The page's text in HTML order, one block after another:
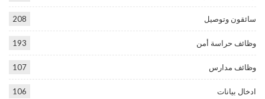
سائقون وتوصيل 208
وظائف حراسة أمن 193
وظائف مدارس 107
ادخال بيانات 106